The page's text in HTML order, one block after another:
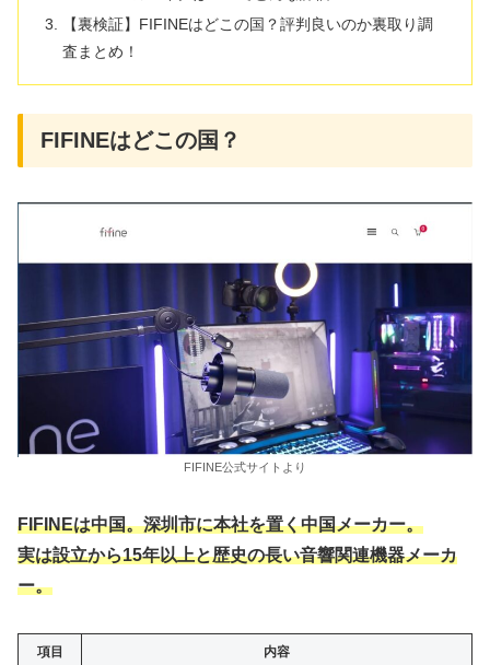
【裏検証】FIFINEはどこの国？評判良いのか裏取り調
査まとめ！
FIFINEはどこの国？
FIFINE公式サイトより
FIFINEは中国。深圳市に本社を置く中国メーカー。
実は設立から15年以上と歴史の長い音響関連機器メーカ
ー。
項目 内容